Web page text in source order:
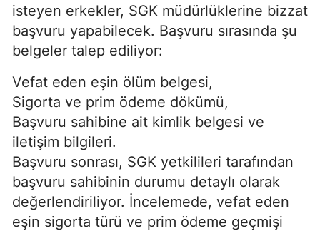
isteyen erkekler, SGK müdürlüklerine bizzat
başvuru yapabilecek. Başvuru sırasında şu
belgeler talep ediliyor:
Vefat eden eşin ölüm belgesi,
Sigorta ve prim ödeme dökümü,
Başvuru sahibine ait kimlik belgesi ve
iletişim bilgileri.
Başvuru sonrası, SGK yetkilileri tarafından
başvuru sahibinin durumu detaylı olarak
değerlendiriliyor. İncelemede, vefat eden
eşin sigorta türü ve prim ödeme geçmişi